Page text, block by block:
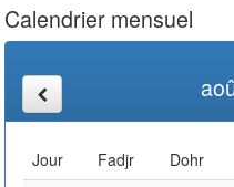
Calendrier mensuel
Jour Fadjr Dohr